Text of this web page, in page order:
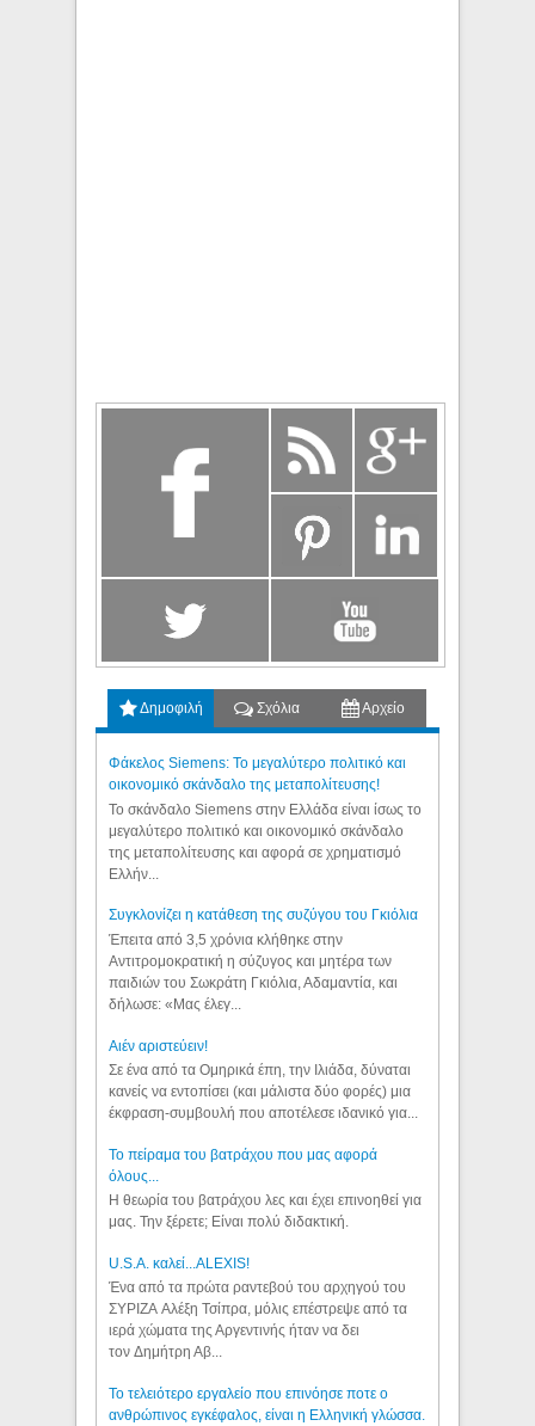
Δημοφιλή Σχόλια Αρχείο
Φάκελος Siemens: Το μεγαλύτερο πολιτικό και
οικονομικό σκάνδαλο της μεταπολίτευσης!
Το σκάνδαλο Siemens στην Ελλάδα είναι ίσως το
μεγαλύτερο πολιτικό και οικονομικό σκάνδαλο
της μεταπολίτευσης και αφορά σε χρηματισμό
Ελλήν...
Συγκλονίζει η κατάθεση της συζύγου του Γκιόλια
Έπειτα από 3,5 χρόνια κλήθηκε στην
Αντιτρομοκρατική η σύζυγος και μητέρα των
παιδιών του Σωκράτη Γκιόλια, Αδαμαντία, και
δήλωσε: «Μας έλεγ...
Aιέν αριστεύειν!
Σε ένα από τα Ομηρικά έπη, την Ιλιάδα, δύναται
κανείς να εντοπίσει (και μάλιστα δύο φορές) μια
έκφραση-συμβουλή που αποτέλεσε ιδανικό για...
Το πείραμα του βατράχου που μας αφορά
όλους...
Η θεωρία του βατράχου λες και έχει επινοηθεί για
μας. Την ξέρετε; Είναι πολύ διδακτική.
U.S.A. καλεί...ALEXIS!
Ένα από τα πρώτα ραντεβού του αρχηγού του
ΣΥΡΙΖΑ Αλέξη Τσίπρα, μόλις επέστρεψε από τα
ιερά χώματα της Αργεντινής ήταν να δει
τον Δημήτρη Αβ...
Το τελειότερο εργαλείο που επινόησε ποτε ο
ανθρώπινος εγκέφαλος, είναι η Ελληνική γλώσσα.